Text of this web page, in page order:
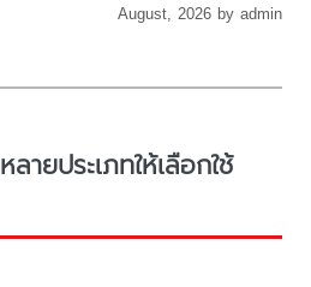
August, 2026 by admin
ายประเภทให้เลือกใช้